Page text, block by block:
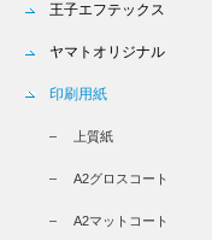
王子エフテックス
ヤマトオリジナル
印刷用紙
上質紙
A2グロスコート
A2マットコート